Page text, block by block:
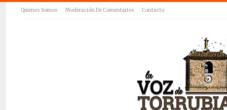
Quienes Somos Moderación De Comentarios Contacto